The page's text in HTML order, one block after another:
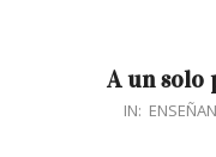
A un solo
IN: